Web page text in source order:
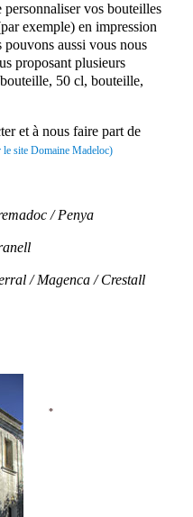
vos bouteilles
exemple) en impression
aussi vous nous
proposant plusieurs
50 cl, bouteille,
et à nous faire part de
site Domaine Madeloc)
/ Penya
/ Magenca / Crestall
*